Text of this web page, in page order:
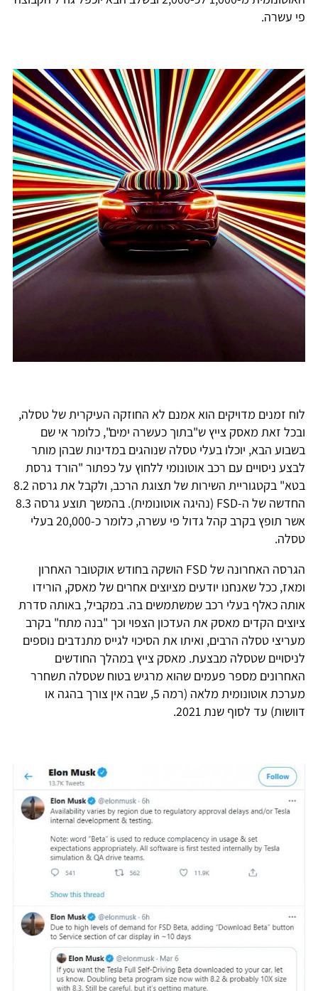
פי עשרה.
לוח זמנים מדויקים הוא אמנם לא החוזקה העיקרית של טסלה,
ובכל זאת מאסק צייץ ש"בתוך כעשרה ימים", כלומר אי שם
בשבוע הבא, יוכלו בעלי טסלה שנוהגים במדינות שבהן מותר
לבצע ניסויים עם רכב אוטונומי ללחוץ על כפתור "הורד גרסת
בטא" בקטגוריית השירות של תצוגת הרכב, ולקבל את גרסה 8.2
החדשה של ה-FSD (נהיגה אוטונומית). בהמשך תוצע גרסה 8.3
אשר תופץ בקרב קהל גדול פי עשרה, כלומר כ-20,000 בעלי
טסלה.
הגרסה האחרונה של FSD הושקה בחודש אוקטובר האחרון
ומאז, ככל שאנחנו יודעים מציוצים אחרים של מאסק, הורידו
אותה כאלף בעלי רכב שמשתמשים בה. במקביל, באותה סדרת
ציוצים הקדים מאסק את העדכון הצפוי וכך "בנה מתח" בקרב
מעריצי טסלה הרבים, ואיתו את הסיכוי לגייס מתנדבים נוספים
לניסויים שטסלה מבצעת. מאסק צייץ במהלך החודשים
האחרונים מספר פעמים שהוא מרגיש בטוח שטסלה תשחרר
מערכת אוטונומית מלאה (רמה 5, שבה אין צורך בהגה או
דוושות) עד לסוף שנת 2021.